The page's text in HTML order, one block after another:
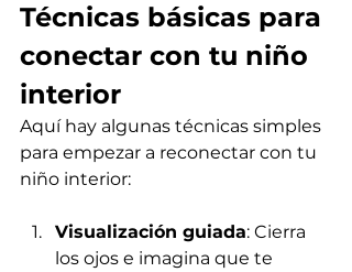
Técnicas básicas para
conectar con tu niño
interior
Aquí hay algunas técnicas simples
para empezar a reconectar con tu
niño interior:
Visualización guiada: Cierra
los ojos e imagina que te